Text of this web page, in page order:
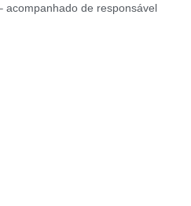
acompanhado de responsável